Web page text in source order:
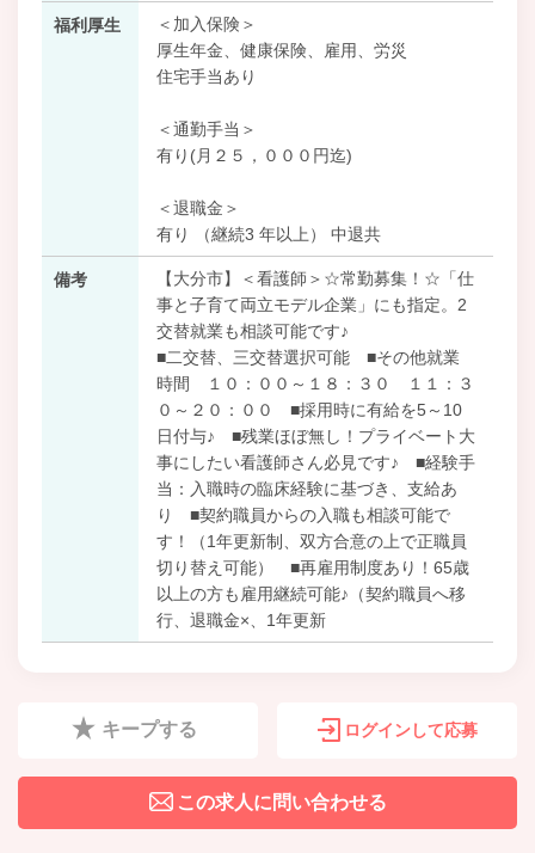
福利厚生
＜加入保険＞
厚生年金、健康保険、雇用、労災
住宅手当あり
＜通勤手当＞
有り(月２５，０００円迄)
＜退職金＞
有り （継続3 年以上） 中退共
備考
【大分市】＜看護師＞☆常勤募集！☆「仕
事と子育て両立モデル企業」にも指定。2
交替就業も相談可能です♪
■二交替、三交替選択可能 ■その他就業
時間 １０：００～１８：３０ １１：３
０～２０：００ ■採用時に有給を5～10
日付与♪ ■残業ほぼ無し！プライベート大
事にしたい看護師さん必見です♪ ■経験手
当：入職時の臨床経験に基づき、支給あ
り ■契約職員からの入職も相談可能で
す！（1年更新制、双方合意の上で正職員
切り替え可能） ■再雇用制度あり！65歳
以上の方も雇用継続可能♪（契約職員へ移
行、退職金×、1年更新
キープする ログインして応募
この求人に問い合わせる